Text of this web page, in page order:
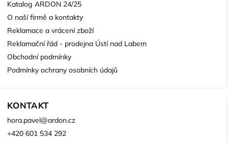
Katalog ARDON 24/25
O naší firmě a kontakty
Reklamace a vrácení zboží
Reklamační řád - prodejna Ústí nad Labem
Obchodní podmínky
Podmínky ochrany osobních údajů
KONTAKT
hora.pavel@ardon.cz
+420 601 534 292